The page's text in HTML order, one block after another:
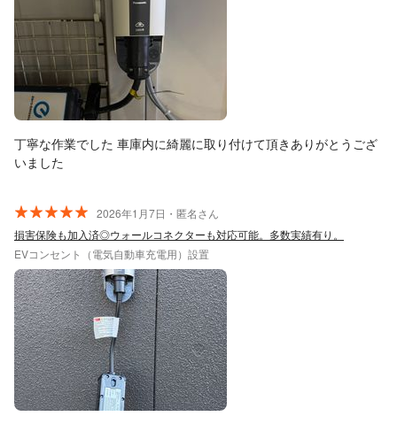
丁寧な作業でした 車庫内に綺麗に取り付けて頂きありがとうござ
いました
2026年1月7日・匿名さん
損害保険も加入済◎ウォールコネクターも対応可能。多数実績有り。
EVコンセント（電気自動車充電用）設置